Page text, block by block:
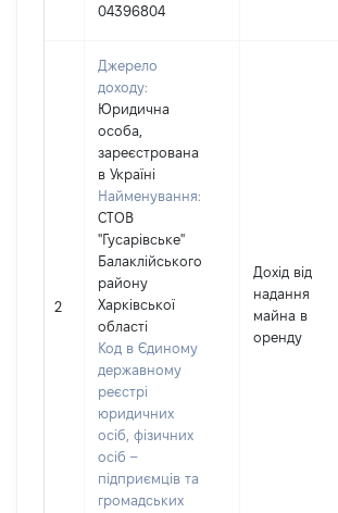
04396804
2
Джерело
доходу:
Юридична
особа,
зареєстрована
в Україні
Найменування:
СТОВ
"Гусарівське"
Балаклійського
району
Харківської
області
Код в Єдиному
державному
реєстрі
юридичних
осіб, фізичних
осіб –
підприємців та
громадських
Дохід від
надання
майна в
оренду